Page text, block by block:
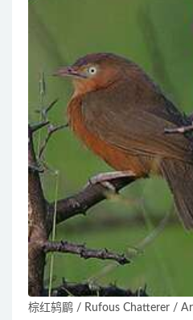
棕红鸫鹛 / Rufous Chatterer /